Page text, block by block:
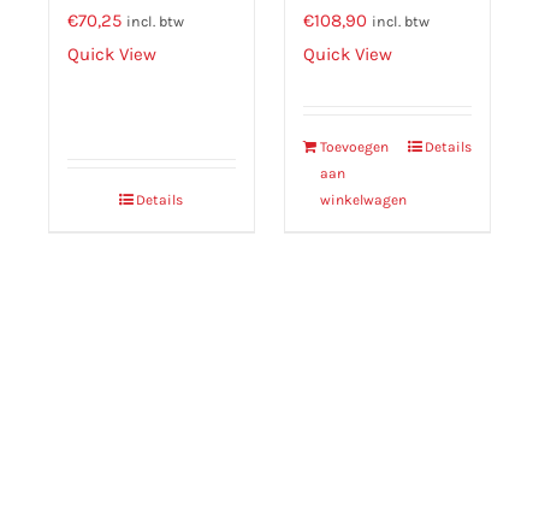
€70,25 incl. btw
Quick View
Details
€108,90 incl. btw
Quick View
Toevoegen
aan
winkelwagen
Details